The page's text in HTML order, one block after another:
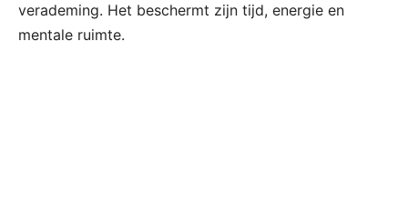
verademing. Het beschermt zijn tijd, energie en
mentale ruimte.